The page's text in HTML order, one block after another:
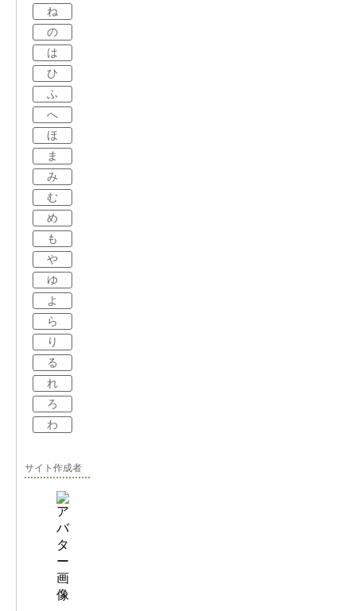
ね
の
は
ひ
ふ
へ
ほ
ま
み
む
め
も
や
ゆ
よ
ら
り
る
れ
ろ
わ
サイト作成者